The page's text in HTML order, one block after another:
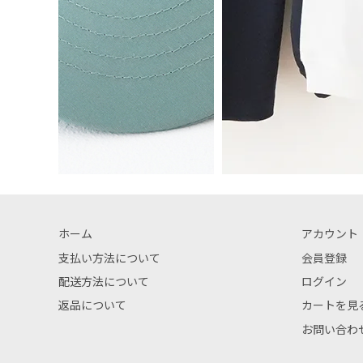
ホーム
支払い方法について
配送方法について
返品について
アカウント
会員登録
ログイン
カートを見
お問い合わ